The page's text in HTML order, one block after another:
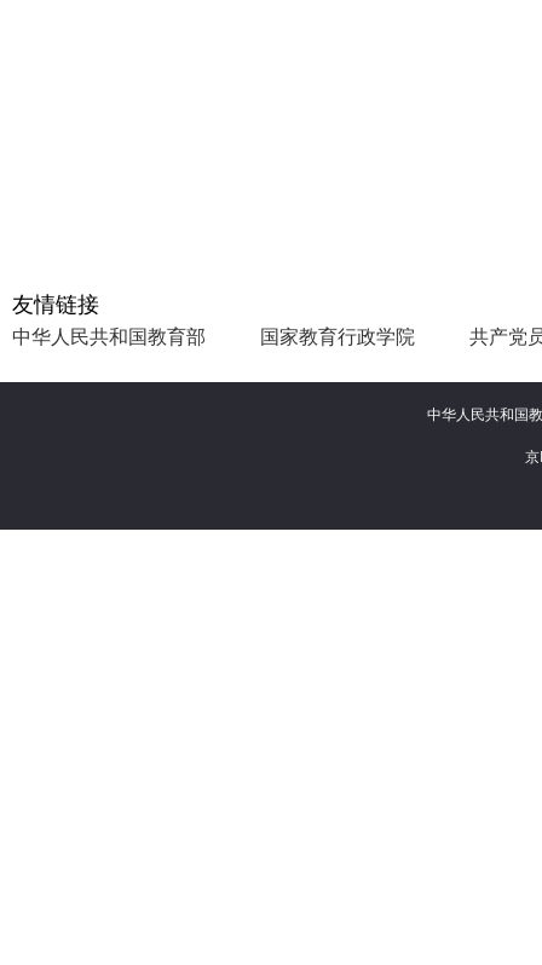
友情链接
中华人民共和国教育部 国家教育行政学院 共产党
中华人民共和